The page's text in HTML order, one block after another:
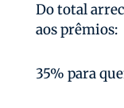
Do total
aos prêmios:
35% para